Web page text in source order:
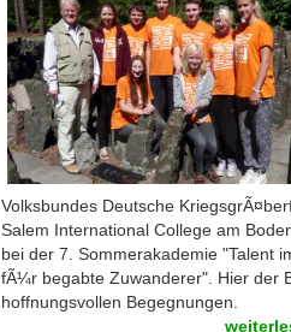
Volksbundes Deutsche
Salem International College am
bei der 7. Sommerakademie "Talent
fÃ¼r begabte Zuwanderer". Hier der
hoffnungsvollen Begegnungen.